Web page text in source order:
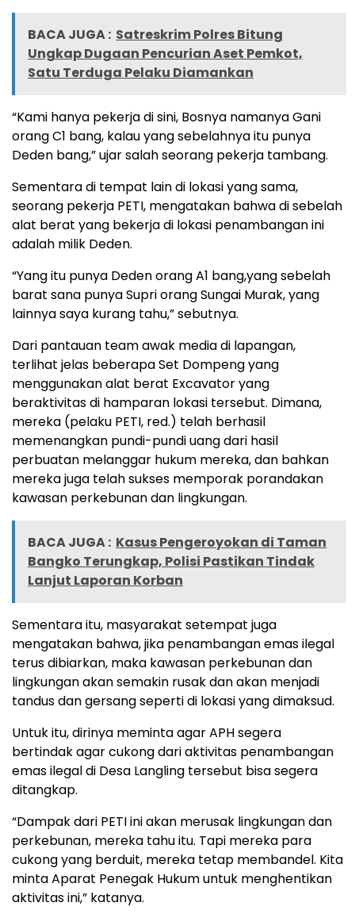
BACA JUGA : Satreskrim Polres Bitung
Ungkap Dugaan Pencurian Aset Pemkot,
Satu Terduga Pelaku Diamankan
“Kami hanya pekerja di sini, Bosnya namanya Gani
orang C1 bang, kalau yang sebelahnya itu punya
Deden bang,” ujar salah seorang pekerja tambang.
Sementara di tempat lain di lokasi yang sama,
seorang pekerja PETI, mengatakan bahwa di sebelah
alat berat yang bekerja di lokasi penambangan ini
adalah milik Deden.
“Yang itu punya Deden orang A1 bang,yang sebelah
barat sana punya Supri orang Sungai Murak, yang
lainnya saya kurang tahu,” sebutnya.
Dari pantauan team awak media di lapangan,
terlihat jelas beberapa Set Dompeng yang
menggunakan alat berat Excavator yang
beraktivitas di hamparan lokasi tersebut. Dimana,
mereka (pelaku PETI, red.) telah berhasil
memenangkan pundi-pundi uang dari hasil
perbuatan melanggar hukum mereka, dan bahkan
mereka juga telah sukses memporak porandakan
kawasan perkebunan dan lingkungan.
BACA JUGA : Kasus Pengeroyokan di Taman
Bangko Terungkap, Polisi Pastikan Tindak
Lanjut Laporan Korban
Sementara itu, masyarakat setempat juga
mengatakan bahwa, jika penambangan emas ilegal
terus dibiarkan, maka kawasan perkebunan dan
lingkungan akan semakin rusak dan akan menjadi
tandus dan gersang seperti di lokasi yang dimaksud.
Untuk itu, dirinya meminta agar APH segera
bertindak agar cukong dari aktivitas penambangan
emas ilegal di Desa Langling tersebut bisa segera
ditangkap.
“Dampak dari PETI ini akan merusak lingkungan dan
perkebunan, mereka tahu itu. Tapi mereka para
cukong yang berduit, mereka tetap membandel. Kita
minta Aparat Penegak Hukum untuk menghentikan
aktivitas ini,” katanya.